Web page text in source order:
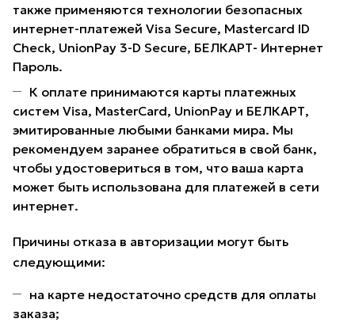
также применяются технологии безопасных
интернет-платежей Visa Secure, Mastercard ID
Check, UnionPay 3-D Secure, БЕЛКАРТ- Интернет
Пароль.
К оплате принимаются карты платежных
систем Visa, MasterCard, UnionPay и БЕЛКАРТ,
эмитированные любыми банками мира. Мы
рекомендуем заранее обратиться в свой банк,
чтобы удостовериться в том, что ваша карта
может быть использована для платежей в сети
интернет.
Причины отказа в авторизации могут быть
следующими:
на карте недостаточно средств для оплаты
заказа;